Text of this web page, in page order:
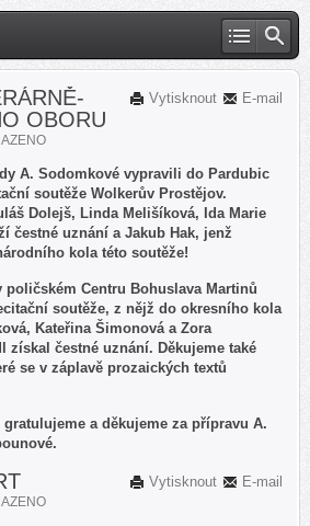
E-mail
Vytisknout
OBORU
A. Sodomkové vypravili do Pardubic
soutěže Wolkerův Prostějov.
Dolejš, Linda Melišíková, Ida Marie
čestné uznání a Jakub Hak, jenž
kola této soutěže!
poličském Centru Bohuslava Martinů
soutěže, z nějž do okresního kola
Kateřina Šimonová a Zora
získal čestné uznání. Děkujeme také
se v záplavě prozaických textů
a děkujeme za přípravu A.
E-mail
Vytisknout